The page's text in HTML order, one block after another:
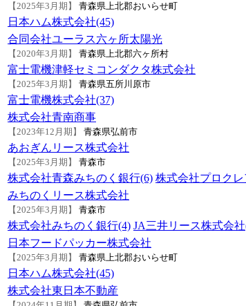
【2025年3月期】 青森県上北郡おいらせ町
日本ハム株式会社(45)
合同会社ユーラス六ヶ所太陽光
【2020年3月期】 青森県上北郡六ヶ所村
富士電機津軽セミコンダクタ株式会社
【2025年3月期】 青森県五所川原市
富士電機株式会社(37)
株式会社青南商事
【2023年12月期】 青森県弘前市
あおぎんリース株式会社
【2025年3月期】 青森市
株式会社青森みちのく銀行(6) 株式会社プロク
みちのくリース株式会社
【2025年3月期】 青森市
株式会社みちのく銀行(4) JA三井リース株式会
日本フードパッカー株式会社
【2025年3月期】 青森県上北郡おいらせ町
日本ハム株式会社(45)
株式会社東日本不動産